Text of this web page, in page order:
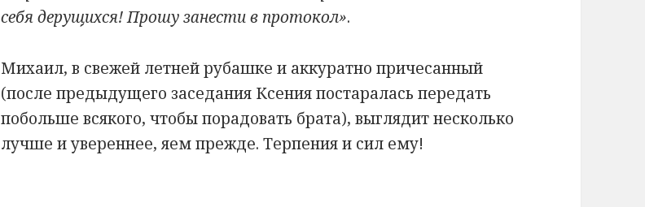
себя дерущихся! Прошу занести в протокол».
Михаил, в свежей летней рубашке и аккуратно причесанный
(после предыдущего заседания Ксения постаралась передать
побольше всякого, чтобы порадовать брата), выглядит несколько
лучше и увереннее, яем прежде. Терпения и сил ему!